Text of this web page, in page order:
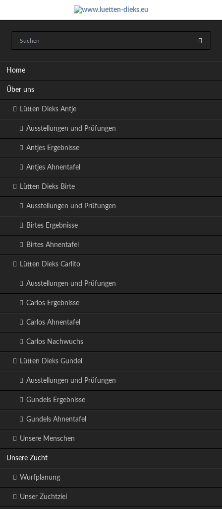
Home
Über uns
Lütten Dieks Antje
Ausstellungen und Prüfungen
Antjes Ergebnisse
Antjes Ahnentafel
Lütten Dieks Birte
Ausstellungen und Prüfungen
Birtes Ergebnisse
Birtes Ahnentafel
Lütten Dieks Carlito
Ausstellungen und Prüfungen
Carlos Ergebnisse
Carlos Ahnentafel
Carlos Nachwuchs
Lütten Dieks Gundel
Ausstellungen und Prüfungen
Gundels Ergebnisse
Gundels Ahnentafel
Unsere Menschen
Unsere Zucht
Wurfplanung
Unser Zuchtziel